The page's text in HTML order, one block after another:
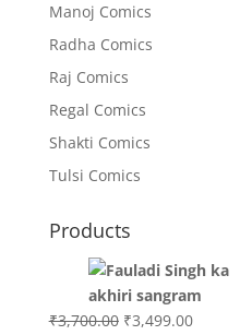
Manoj Comics
Radha Comics
Raj Comics
Regal Comics
Shakti Comics
Tulsi Comics
Products
₹3,700.00 Original
₹3,499.00Current